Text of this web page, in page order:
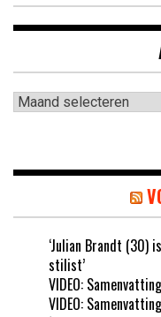
Archieven
‘Julian Brandt (30)
stilist’
VIDEO:
VIDEO: